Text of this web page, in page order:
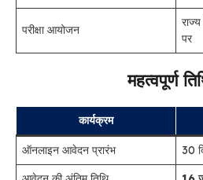
परीक्षा आयोजन
पर
महत्वपूर्ण
कार्यक्रम
ऑनलाइन आवेदन प्रारंभ
30